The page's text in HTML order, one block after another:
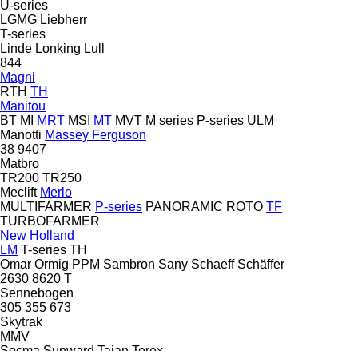
U-series
LGMG Liebherr
T-series
Linde Lonking Lull
844
Magni
RTH TH
Manitou
BT MI MRT MSI MT MVT M series P-series ULM
Manotti Massey Ferguson
38 9407
Matbro
TR200 TR250
Meclift Merlo
MULTIFARMER P-series PANORAMIC ROTO TF
TURBOFARMER
New Holland
LM T-series TH
Omar Ormig PPM Sambron Sany Schaeff Schäffer
2630 8620 T
Sennebogen
305 355 673
Skytrak
MMV